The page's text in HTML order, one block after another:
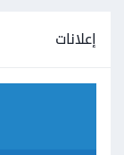
إعلانات